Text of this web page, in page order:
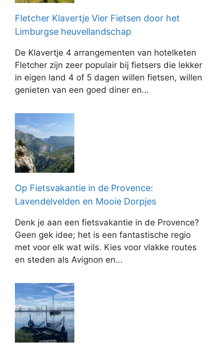
Fletcher Klavertje Vier Fietsen door het
Limburgse heuvellandschap
De Klavertje 4 arrangementen van hotelketen
Fletcher zijn zeer populair bij fietsers die lekker
in eigen land 4 of 5 dagen willen fietsen, willen
genieten van een goed diner en…
Op Fietsvakantie in de Provence:
Lavendelvelden en Mooie Dorpjes
Denk je aan een fietsvakantie in de Provence?
Geen gek idee; het is een fantastische regio
met voor elk wat wils. Kies voor vlakke routes
en steden als Avignon en…